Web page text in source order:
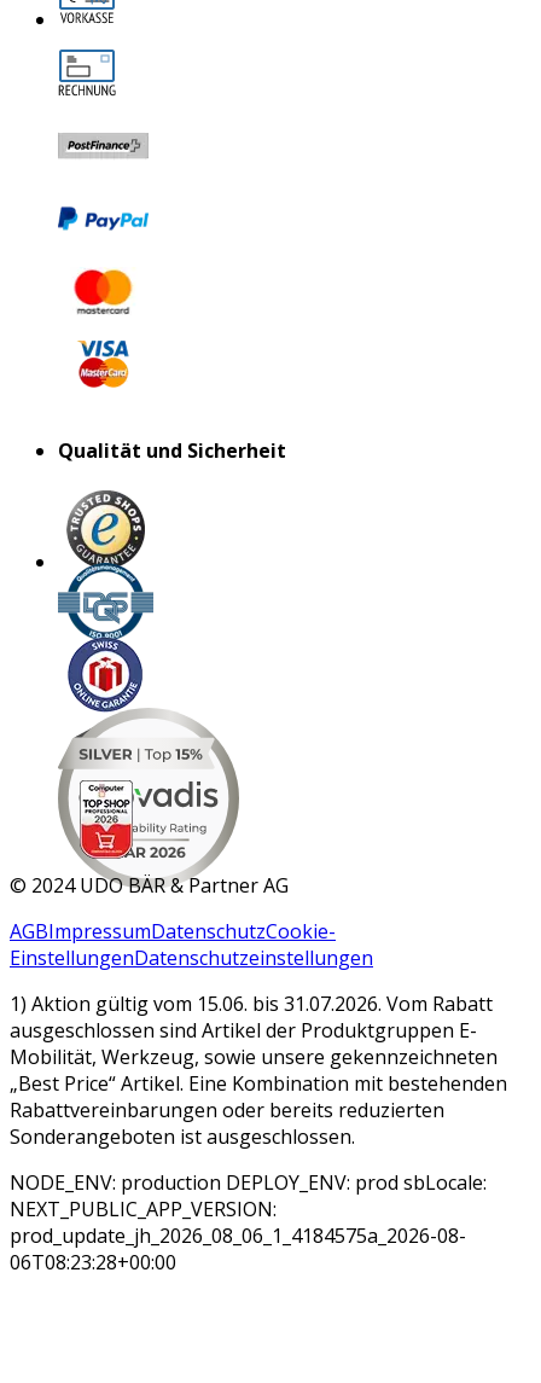
Qualität und Sicherheit
MAR 2026
© 2024 UDO BÄR & Partner AG
AGBImpressumDatenschutzCookie-
EinstellungenDatenschutzeinstellungen
1) Aktion gültig vom 15.06. bis 31.07.2026. Vom Rabatt
ausgeschlossen sind Artikel der Produktgruppen E-
Mobilität, Werkzeug, sowie unsere gekennzeichneten
„Best Price“ Artikel. Eine Kombination mit bestehenden
Rabattvereinbarungen oder bereits reduzierten
Sonderangeboten ist ausgeschlossen.
NODE_ENV: production DEPLOY_ENV: prod sbLocale:
NEXT_PUBLIC_APP_VERSION:
prod_update_jh_2026_08_06_1_4184575a_2026-08-
06T08:23:28+00:00